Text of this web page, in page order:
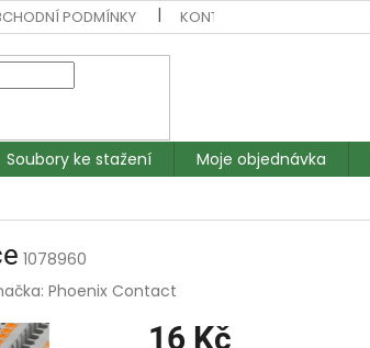
PODMÍNKY KONTAKT
Soubory ke stažení Moje objednávka
1078960
Phoenix Contact
16 Kč